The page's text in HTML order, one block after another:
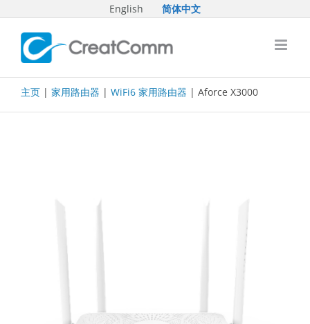
content
English 简体中文
主页| 家用路由器 | WiFi6 家用路由器 | Aforce X3000